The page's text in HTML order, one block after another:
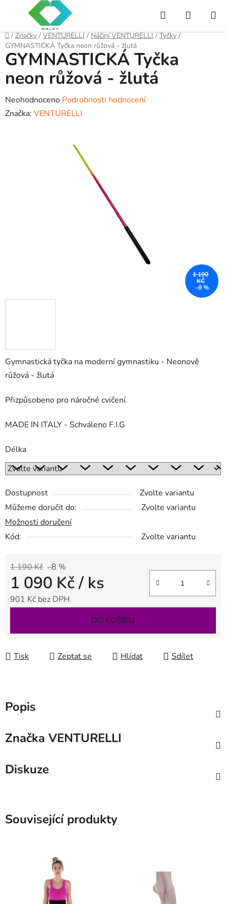
Hledat
KOŠÍK
Domů
/ Značky / VENTURELLI / Náčiní VENTURELLI / Tyčky /
GYMNASTICKÁ Tyčka neon růžová - žlutá
Gymnastická tyčka na moderní gymnastiku - Neonově
růžová - žlutá
Přizpůsobeno pro náročné cvičení.
MADE IN ITALY - Schváleno F.I.G
Délka
Dostupnost
Zvolte variantu
Můžeme doručit do:
Zvolte variantu
Možnosti doručení
Kód:
Zvolte variantu
1 190 Kč –8 %
1 090 Kč/ ks
901 Kč bez DPH
DO KOŠÍKU
Tisk Zeptat se Hlídat Sdílet
GYMNASTICKÁ Tyčka
neon růžová - žlutá
Průměrné
hodnocení
Neohodnoceno Podrobnosti hodnocení
Značka: VENTURELLI
1 190
KČ
–8 %
Popis
Značka VENTURELLI
Diskuze
Související produkty